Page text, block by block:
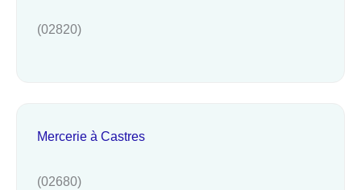
(02820)
Mercerie à Castres
(02680)